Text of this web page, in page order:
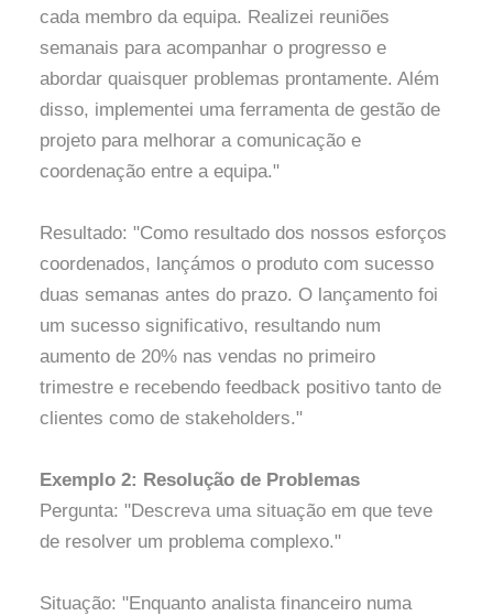
cada membro da equipa. Realizei reuniões
semanais para acompanhar o progresso e
abordar quaisquer problemas prontamente. Além
disso, implementei uma ferramenta de gestão de
projeto para melhorar a comunicação e
coordenação entre a equipa."
Resultado: "Como resultado dos nossos esforços
coordenados, lançámos o produto com sucesso
duas semanas antes do prazo. O lançamento foi
um sucesso significativo, resultando num
aumento de 20% nas vendas no primeiro
trimestre e recebendo feedback positivo tanto de
clientes como de stakeholders."
Exemplo 2: Resolução de Problemas
Pergunta: "Descreva uma situação em que teve
de resolver um problema complexo."
Situação: "Enquanto analista financeiro numa